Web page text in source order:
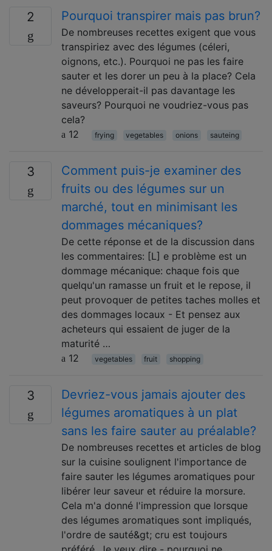
2 Pourquoi transpirer mais pas brun?
De nombreuses recettes exigent que vous
transpiriez avec des légumes (céleri,
oignons, etc.). Pourquoi ne pas les faire
sauter et les dorer un peu à la place? Cela
ne développerait-il pas davantage les
saveurs? Pourquoi ne voudriez-vous pas
cela?
12
frying vegetables onions sauteing
3
Comment puis-je examiner des
fruits ou des légumes sur un
marché, tout en minimisant les
dommages mécaniques?
De cette réponse et de la discussion dans
les commentaires: [L] e problème est un
dommage mécanique: chaque fois que
quelqu'un ramasse un fruit et le repose, il
peut provoquer de petites taches molles et
des dommages locaux - Et pensez aux
acheteurs qui essaient de juger de la
maturité …
12
vegetables fruit shopping
3
Devriez-vous jamais ajouter des
légumes aromatiques à un plat
sans les faire sauter au préalable?
De nombreuses recettes et articles de blog
sur la cuisine soulignent l'importance de
faire sauter les légumes aromatiques pour
libérer leur saveur et réduire la morsure.
Cela m'a donné l'impression que lorsque
des légumes aromatiques sont impliqués,
l'ordre de sauté&gt; cru est toujours